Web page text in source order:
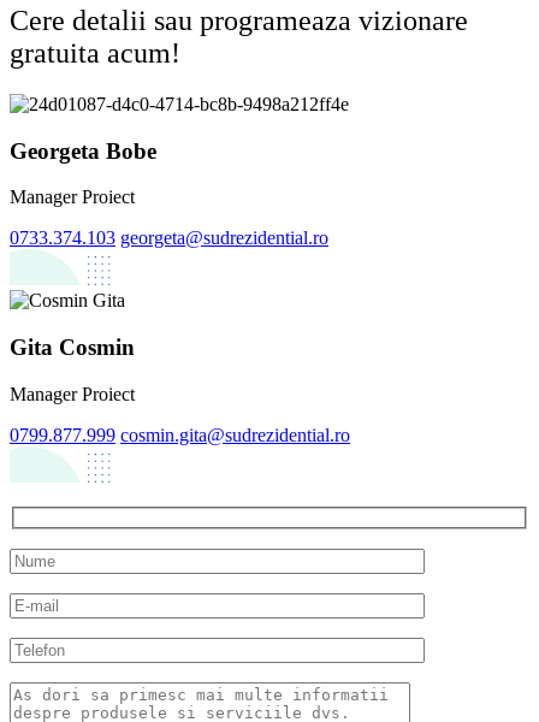
Cere detalii sau programeaza vizionare
gratuita acum!
Georgeta Bobe
Manager Proiect
0733.374.103 georgeta@sudrezidential.ro
Gita Cosmin
Manager Proiect
0799.877.999 cosmin.gita@sudrezidential.ro